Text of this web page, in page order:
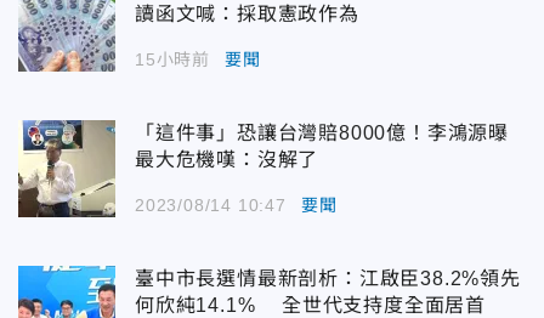
讀函文喊：採取憲政作為
15小時前 要聞
「這件事」恐讓台灣賠8000億！李鴻源曝
最大危機嘆：沒解了
2023/08/14 10:47 要聞
臺中市長選情最新剖析：江啟臣38.2%領先
何欣純14.1% 全世代支持度全面居首